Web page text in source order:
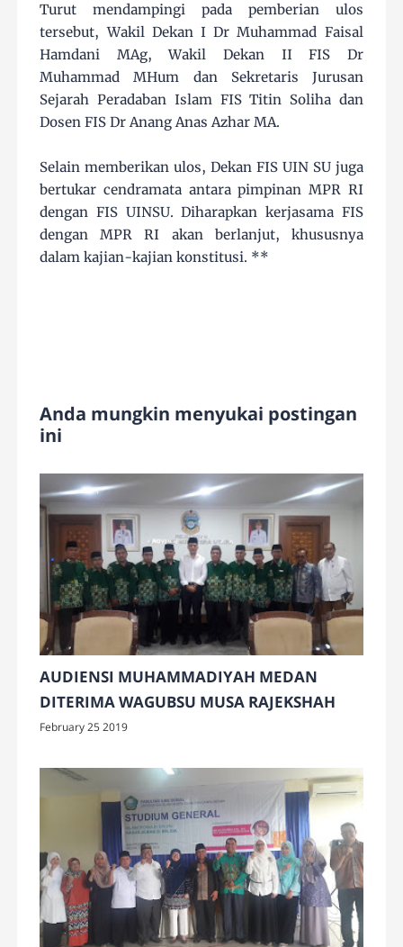
Turut mendampingi pada pemberian ulos
tersebut, Wakil Dekan I Dr Muhammad Faisal
Hamdani MAg, Wakil Dekan II FIS Dr
Muhammad MHum dan Sekretaris Jurusan
Sejarah Peradaban Islam FIS Titin Soliha dan
Dosen FIS Dr Anang Anas Azhar MA.
Selain memberikan ulos, Dekan FIS UIN SU juga
bertukar cendramata antara pimpinan MPR RI
dengan FIS UINSU. Diharapkan kerjasama FIS
dengan MPR RI akan berlanjut, khususnya
dalam kajian-kajian konstitusi. **
Anda mungkin menyukai postingan
ini
AUDIENSI MUHAMMADIYAH MEDAN
DITERIMA WAGUBSU MUSA RAJEKSHAH
February 25 2019